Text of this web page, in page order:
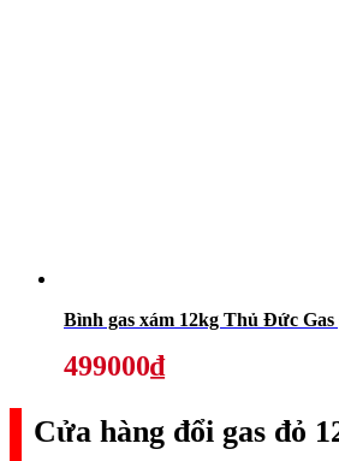
Bình gas xám 12kg Thủ Đức Gas
499000₫
Cửa hàng đổi gas đỏ